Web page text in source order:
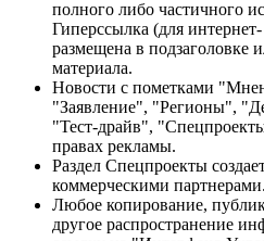
полного либо частичного
Гиперссылка (для
размещена в подзаголовке
материала.
Новости с пометками
"Заявление", "Регионы",
"Тест-драйв",
правах рекламы.
Раздел Спецпроекты
коммерческими партнерами.
Любое копирование,
другое распространение